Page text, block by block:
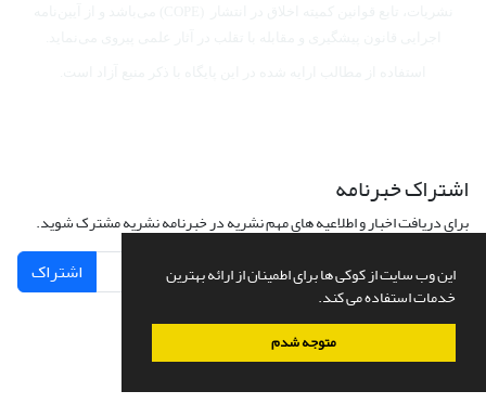
این وب سایت از کوکی ها برای اطمینان از ارائه بهترین
خدمات استفاده می کند.
متوجه شدم
اشتراک خبرنامه
برای دریافت اخبار و اطلاعیه های مهم نشریه در خبرنامه نشریه مشترک شوید.
اشتراک
سامانه مدیریت نشریات علمی.طراحی و پیاده سازی ازسیناوب